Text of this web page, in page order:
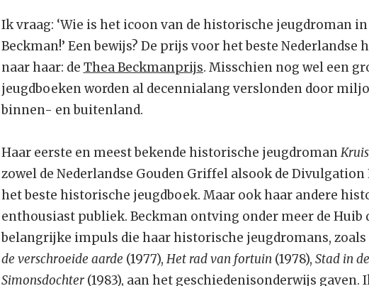
Ik vraag: ‘Wie is het icoon van de historische jeugdroman in
Beckman!’ Een bewijs? De prijs voor het beste
naar haar: de Thea Beckmanprijs. Misschien nog wel een
jeugdboeken worden al decennialang verslonden door
binnen- en buitenland.
Haar eerste en meest bekende historische jeugdroman
zowel de Nederlandse Gouden Griffel alsook de
het beste historische jeugdboek. Maar ook haar andere
enthousiast publiek. Beckman ontving onder meer de Huib
belangrijke impuls die haar historische jeugdromans, zoals
de verschroeide aarde (1977), Het rad van fortuin(1978), Stad in
Simonsdochter(1983), aan het geschiedenisonderwijs gaven.